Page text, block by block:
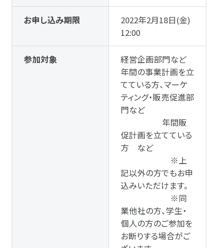
お申し込み期限
2022年2月18日(金)
12:00
参加対象
経営企画部門など
年間の事業計画を立
てている方、マーケ
ティング・販売促進部
門など
年間販
促計画を立てている
方 など
※上
記以外の方でもお申
込みいただけます。
※同
業他社の方、学生・
個人の方のご参加を
お断りする場合がご